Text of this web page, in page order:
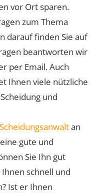
vor Ort sparen.
zum Thema
darauf finden Sie auf
beantworten wir
per Email. Auch
Ihnen viele nützliche
und
Scheidungsanwaltan
gute und
Sie Ihn gut
schnell und
Ist er Ihnen